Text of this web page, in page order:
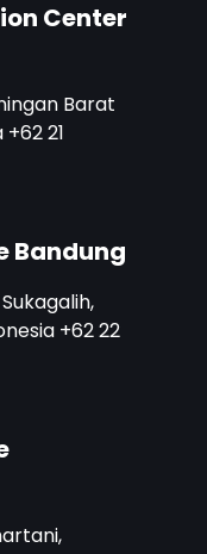
Center
Barat
21
Bandung
+62 22